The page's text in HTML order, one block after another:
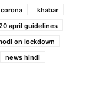
khabar
april guidelines
on lockdown
news hindi